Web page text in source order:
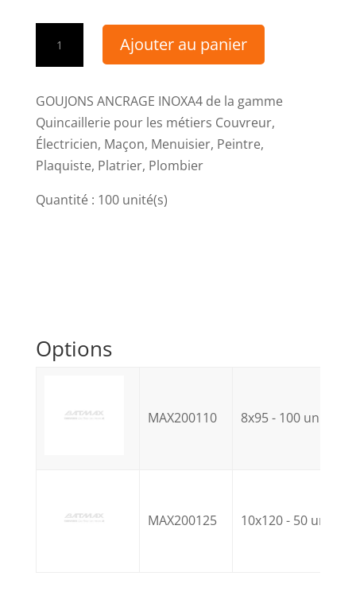
ANCRAGE
INOXA4
Ajouter au panier
GOUJONS ANCRAGE INOXA4 de la gamme
Quincaillerie pour les métiers Couvreur,
Électricien, Maçon, Menuisier, Peintre,
Plaquiste, Platrier, Plombier
Quantité : 100 unité(s)
Options
MAX200110 8x95 - 100 unités
MAX200125 10x120 - 50 unités